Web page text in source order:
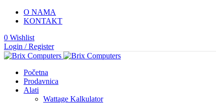
O NAMA
KONTAKT
0 Wishlist
Login / Register
Početna
Prodavnica
Alati
Wattage Kalkulator